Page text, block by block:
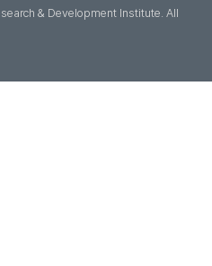
& Development Institute. AII